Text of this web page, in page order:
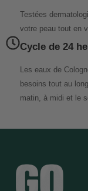
Testées
votre peau tout en
Cycle de 24
Les eaux de
besoins tout au
matin, à midi et le